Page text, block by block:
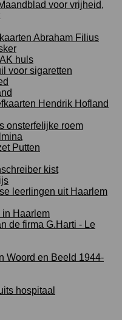
voor vrijheid,
Abraham Filius
huls
voor sigaretten
Hendrik Hofland
onsterfelijke roem
Putten
kist
leerlingen uit Haarlem
Haarlem
de firma G.Harti - Le
Woord en Beeld 1944-
hospitaal